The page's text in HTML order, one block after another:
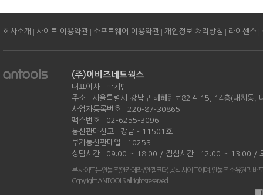
회사소개 | 사이트 이용약관 | 소프트웨어 이용약관 | 개인정보 처리방침 | 라이센스 |
(주)이비즈네트웍스
대표이사 : 박기범
주소 : 서울특별시 강남구 테헤란로82길 15, 14층(대치동,
사업자등록번호 : 220-87-30865
팩스번호 : 02-6255-3096
통신판매신고 : 강남 - 11501호
부가통신판매업 : 10253
상담시간 : 09:00 ~ 18:00 / 점심시간 : 12:00 ~ 13:00 /
본 사이트는 안툴즈(안카메라/안캠코더) 공식 사이트이며, 안툴즈 소유권과 배
Copyright ANTOOLS all rights reserved.